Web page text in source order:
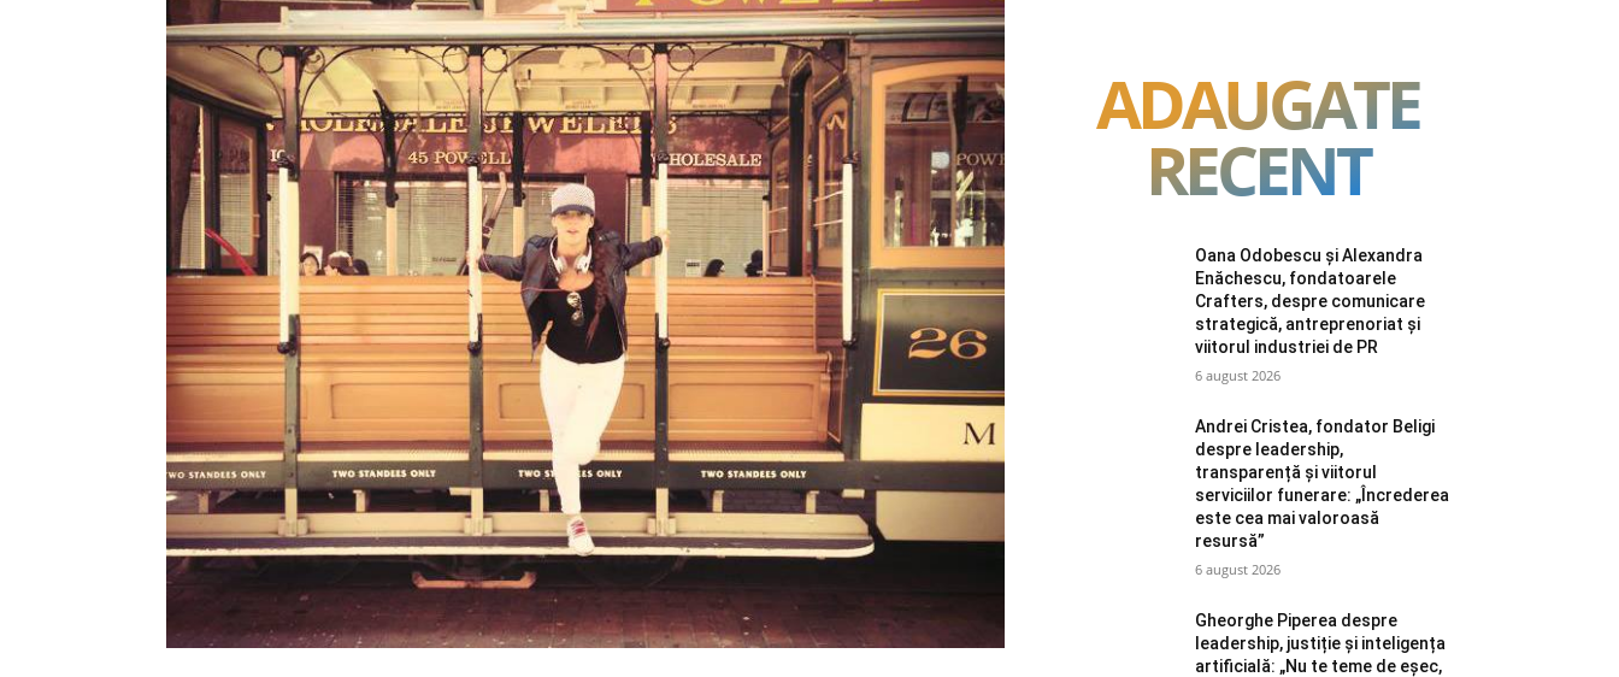
ADAUGATE
RECENT
Oana Odobescu și Alexandra
Enăchescu, fondatoarele
Crafters, despre comunicare
strategică, antreprenoriat și
viitorul industriei de PR
6 august 2026
Andrei Cristea, fondator Beligi
despre leadership,
transparență și viitorul
serviciilor funerare: „Încrederea
este cea mai valoroasă
resursă”
6 august 2026
Gheorghe Piperea despre
leadership, justiție și inteligența
artificială: „Nu te teme de eșec,